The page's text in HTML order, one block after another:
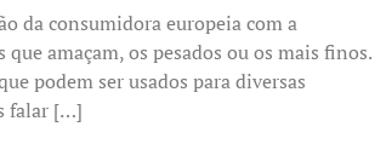
da consumidora europeia com a
amaçam, os pesados ou os mais finos.
podem ser usados para diversas
falar […]